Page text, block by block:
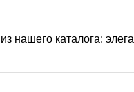
нашего каталога: